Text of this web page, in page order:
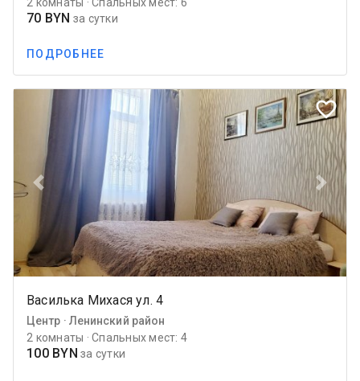
70 BYN за сутки
ПОДРОБНЕЕ
favorite_border
Previous Next
Василька Михася ул. 4
Центр · Ленинский район
2 комнаты · Спальных мест: 4
100 BYN за сутки